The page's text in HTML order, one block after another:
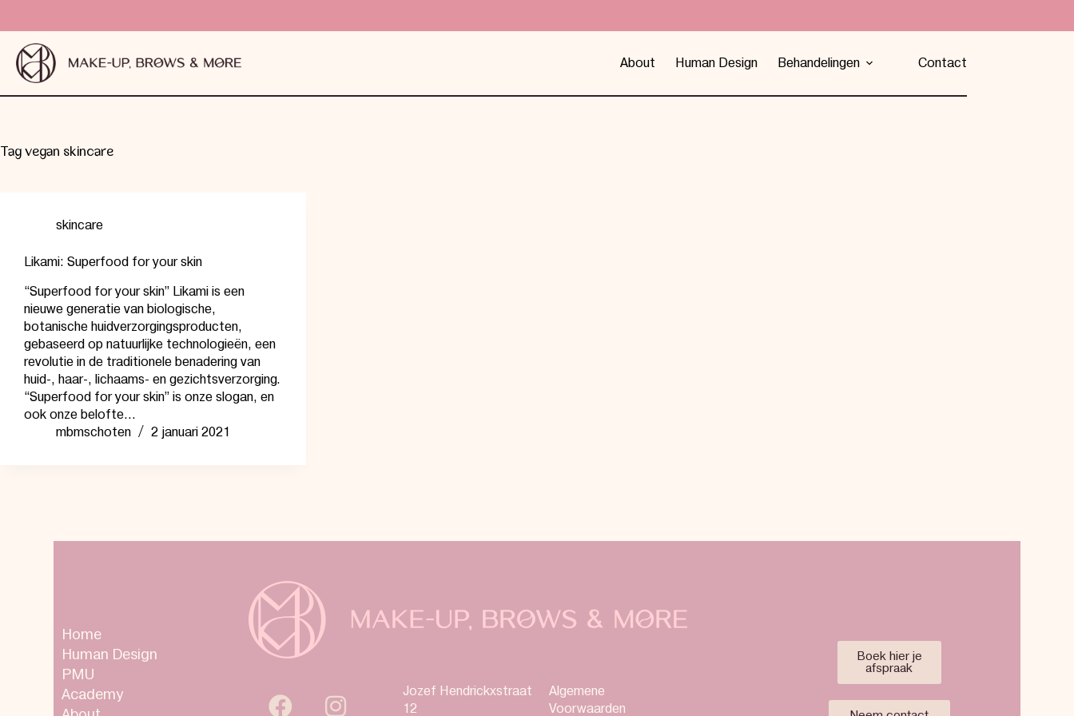
About Human Design Behandelingen Contact
Tag vegan skincare
skincare
Likami: Superfood for your skin
“Superfood for your skin” Likami is een
nieuwe generatie van biologische,
botanische huidverzorgingsproducten,
gebaseerd op natuurlijke technologieën, een
revolutie in de traditionele benadering van
huid-, haar-, lichaams- en gezichtsverzorging.
“Superfood for your skin” is onze slogan, en
ook onze belofte…
mbmschoten
2 januari 2021
Home
Human Design
PMU
Academy
Jozef Hendrickxstraat
12
Algemene
Voorwaarden
Boek hier je
afspraak